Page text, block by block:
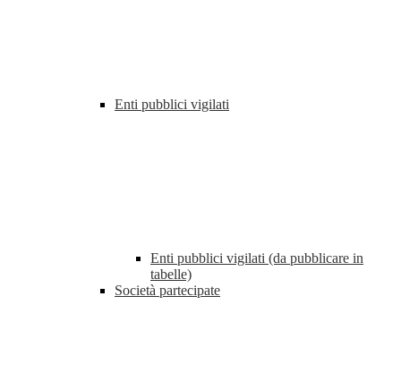
Enti pubblici vigilati
Enti pubblici vigilati (da pubblicare in
tabelle)
Società partecipate